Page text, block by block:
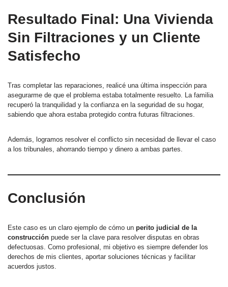
Resultado Final: Una Vivienda
Sin Filtraciones y un Cliente
Satisfecho
Tras completar las reparaciones, realicé una última inspección para
asegurarme de que el problema estaba totalmente resuelto. La familia
recuperó la tranquilidad y la confianza en la seguridad de su hogar,
sabiendo que ahora estaba protegido contra futuras filtraciones.
Además, logramos resolver el conflicto sin necesidad de llevar el caso
a los tribunales, ahorrando tiempo y dinero a ambas partes.
Conclusión
Este caso es un claro ejemplo de cómo un perito judicial de la
construcción puede ser la clave para resolver disputas en obras
defectuosas. Como profesional, mi objetivo es siempre defender los
derechos de mis clientes, aportar soluciones técnicas y facilitar
acuerdos justos.